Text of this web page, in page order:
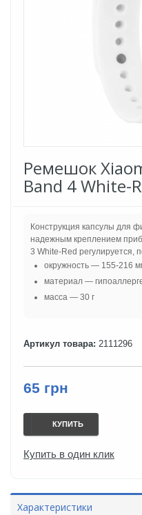
Ремешок
Band 4 White-
Конструкция капсулы для
надежным креплением
3 White-Red регулируется,
окружность — 155-216
материал —
масса — 30 г
Артикул товара: 2111296
65 грн
КУПИТЬ
Купить в один клик
Характеристики